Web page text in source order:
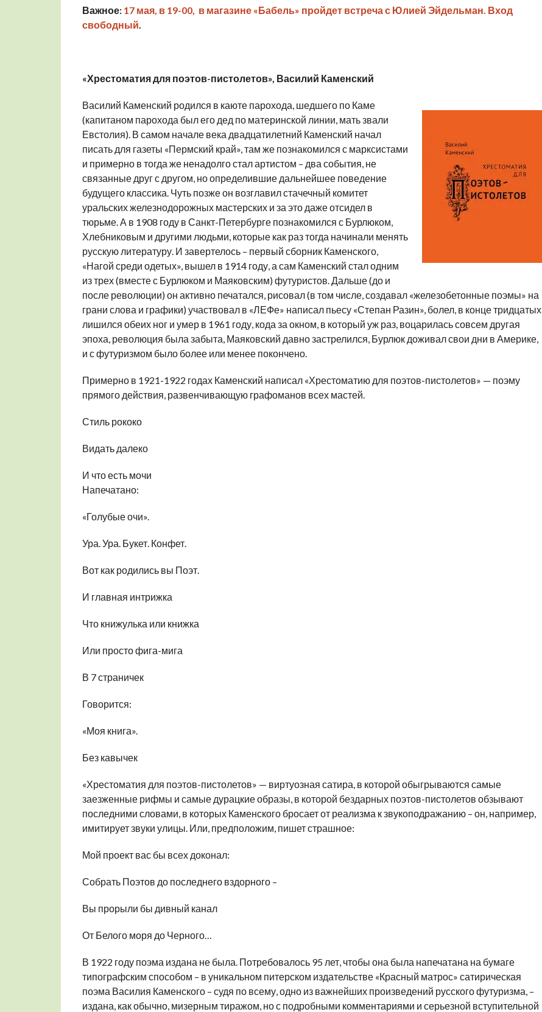
Важное:17 мая, в 19-00, в магазине «Бабель» пройдет встреча с Юлией Эйдельман. Вход
свободный.
«Хрестоматия для поэтов-пистолетов», Василий Каменский
Василий Каменский родился в каюте парохода, шедшего по Каме
(капитаном парохода был его дед по материнской линии, мать звали
Евстолия). В самом начале века двадцатилетний Каменский начал
писать для газеты «Пермский край», там же познакомился с марксистами
и примерно в тогда же ненадолго стал артистом – два события, не
связанные друг с другом, но определившие дальнейшее поведение
будущего классика. Чуть позже он возглавил стачечный комитет
уральских железнодорожных мастерских и за это даже отсидел в
тюрьме. А в 1908 году в Санкт-Петербурге познакомился с Бурлюком,
Хлебниковым и другими людьми, которые как раз тогда начинали менять
русскую литературу. И завертелось – первый сборник Каменского,
«Нагой среди одетых», вышел в 1914 году, а сам Каменский стал одним
из трех (вместе с Бурлюком и Маяковским) футуристов. Дальше (до и
после революции) он активно печатался, рисовал (в том числе, создавал «железобетонные поэмы» на
грани слова и графики) участвовал в «ЛЕФе» написал пьесу «Степан Разин», болел, в конце тридцатых
лишился обеих ног и умер в 1961 году, кода за окном, в который уж раз, воцарилась совсем другая
эпоха, революция была забыта, Маяковский давно застрелился, Бурлюк доживал свои дни в Америке,
и с футуризмом было более или менее покончено.
Примерно в 1921-1922 годах Каменский написал «Хрестоматию для поэтов-пистолетов» — поэму
прямого действия, развенчивающую графоманов всех мастей.
Стиль рококо
Видать далеко
И что есть мочи
Напечатано:
«Голубые очи».
Ура. Ура. Букет. Конфет.
Вот как родились вы Поэт.
И главная интрижка
Что книжулька или книжка
Или просто фига-мига
В 7 страничек
Говорится:
«Моя книга».
Без кавычек
«Хрестоматия для поэтов-пистолетов» — виртуозная сатира, в которой обыгрываются самые
заезженные рифмы и самые дурацкие образы, в которой бездарных поэтов-пистолетов обзывают
последними словами, в которых Каменского бросает от реализма к звукоподражанию – он, например,
имитирует звуки улицы. Или, предположим, пишет страшное:
Мой проект вас бы всех доконал:
Собрать Поэтов до последнего вздорного –
Вы прорыли бы дивный канал
От Белого моря до Черного…
В 1922 году поэма издана не была. Потребовалось 95 лет, чтобы она была напечатана на бумаге
типографским способом – в уникальном питерском издательстве «Красный матрос» сатирическая
поэма Василия Каменского – судя по всему, одно из важнейших произведений русского футуризма, –
издана, как обычно, мизерным тиражом, но с подробными комментариями и серьезной вступительной